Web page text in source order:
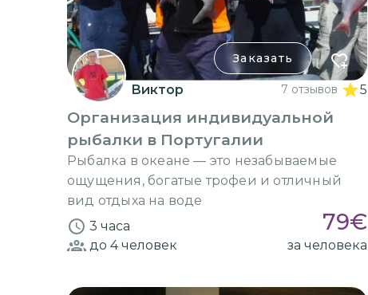
Заказать
Виктор 7 отзывов 5
Организация индивидуальной
рыбалки в Португалии
Рыбалка в океане — это незабываемые
ощущения, богатые трофеи и отличный
вид отдыха на воде
3 часа
79€
до 4человек за человека